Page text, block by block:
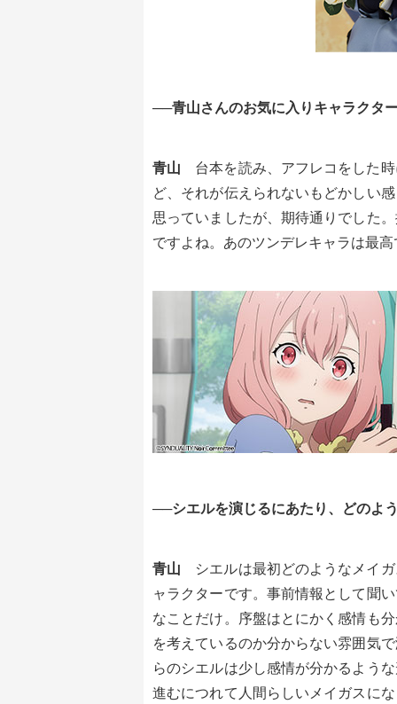
──青山さんのお気に入りキャラクタ
青山
台本を読み、アフレコをした
ど、それが伝えられないもどかしい
思っていましたが、期待通りでした
ですよね。あのツンデレキャラは最高
──シエルを演じるにあたり、どのよ
青山
シエルは最初どのようなメイ
ャラクターです。事前情報として聞
なことだけ。序盤はとにかく感情も
を考えているのか分からない雰囲気
らのシエルは少し感情が分かるよう
進むにつれて人間らしいメイガスに